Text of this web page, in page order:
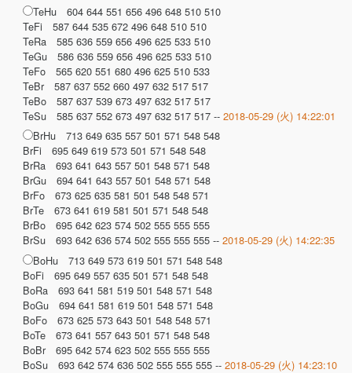
TeHu 604 644 551 656 496 648 510 510
TeFi 587 644 535 672 496 648 510 510
TeRa 585 636 559 656 496 625 533 510
TeGu 586 636 559 656 496 625 533 510
TeFo 565 620 551 680 496 625 510 533
TeBr 587 637 552 660 497 632 517 517
TeBo 587 637 539 673 497 632 517 517
TeSu 585 637 552 673 497 632 517 517 -- 2018-05-29 (火) 14:22:01
BrHu 713 649 635 557 501 571 548 548
BrFi 695 649 619 573 501 571 548 548
BrRa 693 641 643 557 501 548 571 548
BrGu 694 641 643 557 501 548 571 548
BrFo 673 625 635 581 501 548 548 571
BrTe 673 641 619 581 501 571 548 548
BrBo 695 642 623 574 502 555 555 555
BrSu 693 642 636 574 502 555 555 555 -- 2018-05-29 (火) 14:22:35
BoHu 713 649 573 619 501 571 548 548
BoFi 695 649 557 635 501 571 548 548
BoRa 693 641 581 519 501 548 571 548
BoGu 694 641 581 619 501 548 571 548
BoFo 673 625 573 643 501 548 548 571
BoTe 673 641 557 643 501 571 548 548
BoBr 695 642 574 623 502 555 555 555
BoSu 693 642 574 636 502 555 555 555 -- 2018-05-29 (火) 14:23:10